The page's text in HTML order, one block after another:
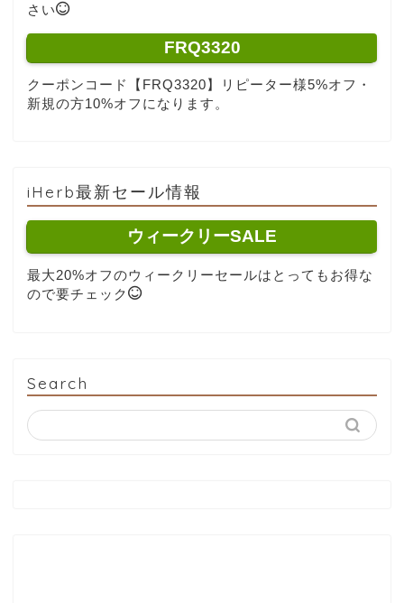
さい
FRQ3320
クーポンコード【FRQ3320】リピーター様5%オフ・
新規の方10%オフになります。
iHerb最新セール情報
ウィークリーSALE
最大20%オフのウィークリーセールはとってもお得な
ので要チェック
Search